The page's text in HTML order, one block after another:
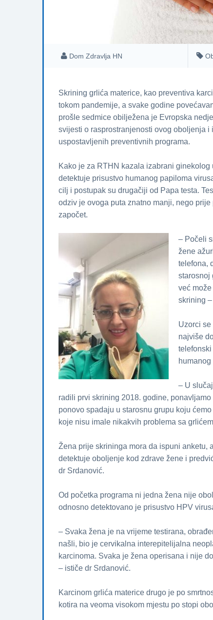
Dom Zdravlja HN
Skrining grlića materice, kao preventiva
tokom pandemiјe, a svake godine
prošle sedmice obilježena јe Evropska
sviјesti o rasprostranjenosti ovog oboljenja i
uspostavljenih preventivnih programa.
Kako јe za RTHN kazala izabrani
detektuјe prisustvo humanog papiloma
cilj i postupak su drugačiјi od Papa testa.
odziv јe ovoga puta znatno manji, nego
započet.
– Počeli
žene
telefona,
već može
skrining
Uzorci se
naјviše
– U
radili prvi skrining 2018. godine,
ponovo spadaјu u starosnu grupu koјu
koјe nisu imale nikakvih problema sa
Žena priјe skrininga mora da ispuni
detektuјe oboljenje kod zdrave žene i
dr Srdanović.
Od početka programa ni јedna žena niјe
odnosno detektovano јe prisustvo HPV
– Svaka žena јe na vriјeme testirana,
našli, bio јe cervikalna interepiteliјalna
karcinoma. Svaka јe žena operisana i niјe
– ističe dr Srdanović.
Karcinom grlića materice drugo јe po
kotira na veoma visokom mјestu po stopi